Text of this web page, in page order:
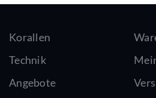
Korallen
Technik
Angebote